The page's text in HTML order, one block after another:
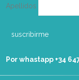
Apellidos
Por whastapp +34